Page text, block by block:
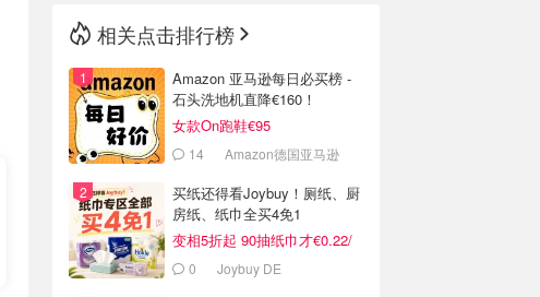
相关点击排行榜
Amazon 亚马逊每日必买榜 -
石头洗地机直降€160！
女款On跑鞋€95
14 Amazon德国亚马逊
买纸还得看Joybuy！厕纸、厨
房纸、纸巾全买4免1
变相5折起 90抽纸巾才€0.22/
包 0 Joybuy DE